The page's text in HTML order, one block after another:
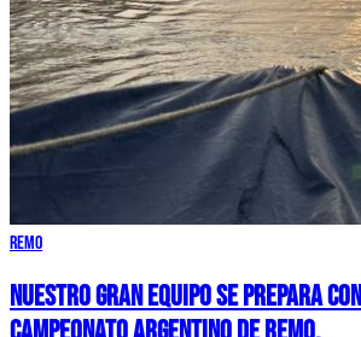
Remo
Nuestro gran equipo se prepara